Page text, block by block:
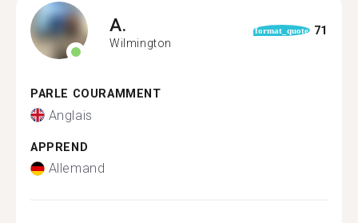
A.
Wilmington
format_quote 71
PARLE COURAMMENT
Anglais
APPREND
Allemand